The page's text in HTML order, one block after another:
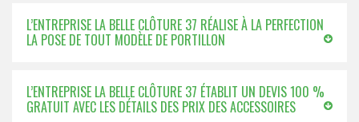
L’ENTREPRISE LA BELLE CLÔTURE 37 RÉALISE À LA PERFECTION
LA POSE DE TOUT MODÈLE DE PORTILLON
L’ENTREPRISE LA BELLE CLÔTURE 37 ÉTABLIT UN DEVIS 100 %
GRATUIT AVEC LES DÉTAILS DES PRIX DES ACCESSOIRES